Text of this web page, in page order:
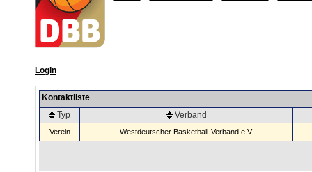
Login
Kontaktliste
Typ
Verband
Verein Westdeutscher Basketball-Verband e.V.